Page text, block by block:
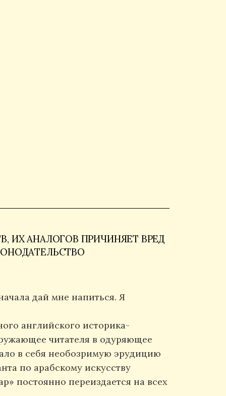
ИХ АНАЛОГОВ ПРИЧИНЯЕТ ВРЕД
дай мне напиться. Я
английского историка-
читателя в одуряющее
в себя необозримую эрудицию
по арабскому искусству
постоянно переиздается на всех